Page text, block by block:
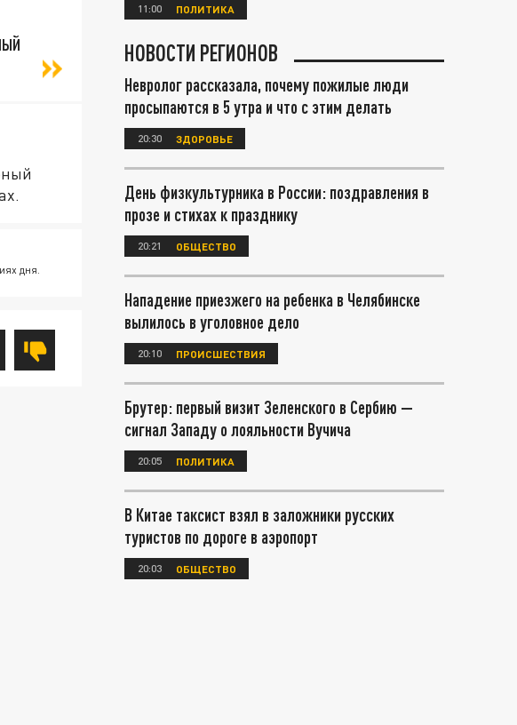
дня.
11:00 ПОЛИТИКА
НОВОСТИ РЕГИОНОВ
Невролог рассказала, почему пожилые люди
просыпаются в 5 утра и что с этим делать
20:30 ЗДОРОВЬЕ
День физкультурника в России: поздравления в
прозе и стихах к празднику
20:21 ОБЩЕСТВО
Нападение приезжего на ребенка в Челябинске
вылилось в уголовное дело
20:10 ПРОИСШЕСТВИЯ
Брутер: первый визит Зеленского в Сербию —
сигнал Западу о лояльности Вучича
20:05 ПОЛИТИКА
В Китае таксист взял в заложники русских
туристов по дороге в аэропорт
20:03 ОБЩЕСТВО